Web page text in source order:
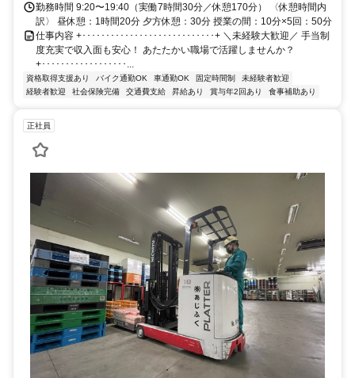
勤務時間 9:20〜19:40（実働7時間30分／休憩170分） 〈休憩時間内
訳〉 昼休憩：1時間20分 夕方休憩：30分 授業の間：10分×5回：50分
仕事内容 +････････････････････････････+ ＼未経験大歓迎／ 手当制
度充実で収入面も安心！ あたたかい職場で活躍しませんか？
+･･････････････････...
資格取得支援あり バイク通勤OK 車通勤OK 固定時間制
未経験者歓迎
経験者歓迎
社会保険完備 交通費支給 昇給あり 賞与年2回あり 食事補助あり
正社員